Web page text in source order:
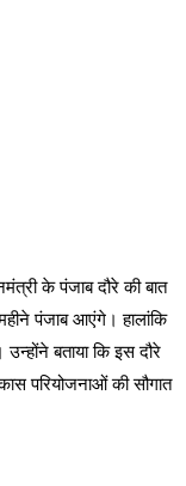
के पंजाब दौरे की बात
पंजाब आएंगे। हालांकि
बताया कि इस दौरे
परियोजनाओं की सौगात